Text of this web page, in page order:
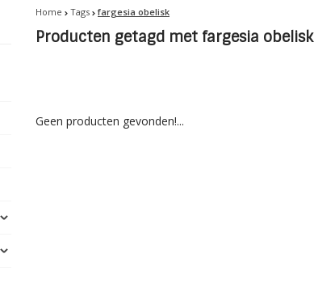
Home Tags fargesia obelisk
Producten getagd met fargesia obelisk
Geen producten gevonden!...